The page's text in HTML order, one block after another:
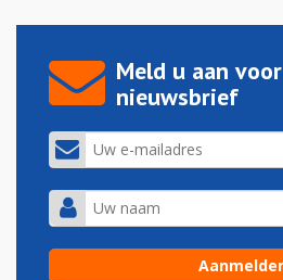
Meld u aan
nieuwsbrief